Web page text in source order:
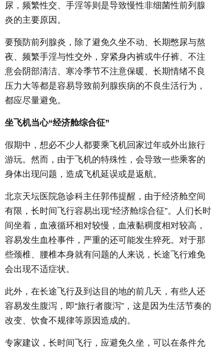
尿，频繁性交、手淫等则是导致慢性非细菌性前列腺
炎的主要原因。
要预防前列腺炎，除了避免久坐不动、长期憋尿与熬
夜、频繁手淫与性交外，穿紧身内裤或牛仔裤、不注
意会阴部清洁、寒冷季节不注意保暖、长期情绪不良
压力大等都是容易导致前列腺疾病的不良生活行为，
都应尽量避免。
坐飞机当心“经济舱综合征”
假期中，想必不少人都要乘飞机回家过年或外出旅行
游玩。然而，由于飞机的特殊性，会导致一些乘客的
身体出现问题，造成飞机延误或是返航。
北京天坛医院急诊科主任郭伟提醒，由于经济舱空间
有限，长时间飞行容易出现“经济舱综合征”。人们长时
间坐着，血液循环相对较慢，血液黏稠度相对较高，
容易发生血栓事件，严重的还可能发生猝死。对于那
些颈椎、腰椎本身就有问题的人来说，长途飞行难免
会出现不适症状。
此外，在长途飞行及到达目的地的前几天，有些人还
容易发生腹泻，即“旅行者腹泻”，这是因为生活节奏的
改变、饮食不规律等原因造成的。
专家建议，长时间飞行，应避免久坐，可以在条件允